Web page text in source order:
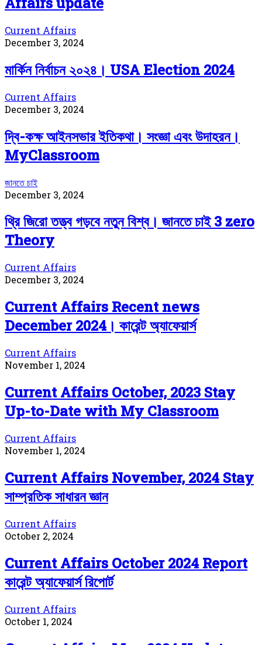
Current Affairs
December 3, 2024
মার্কিন নির্বাচন ২০২৪। USA Election 2024
Current Affairs
December 3, 2024
দ্বি-কক্ষ আইনসভার ইতিকথা। সংজ্ঞা এবং উদাহরন।
MyClassroom
জানতে চাই
December 3, 2024
থ্রি জিরো তত্ত্ব গড়বে নতুন বিশ্ব। জানতে চাই 3 zero
Theory
Current Affairs
December 3, 2024
Current Affairs Recent news
December 2024। কারেন্ট অ্যাফেয়ার্স
Current Affairs
November 1, 2024
Current Affairs October, 2023 Stay
Up-to-Date with My Classroom
Current Affairs
November 1, 2024
Current Affairs November, 2024 Stay
সাম্প্রতিক সাধারন জ্ঞান
Current Affairs
October 2, 2024
Current Affairs October 2024 Report
কারেন্ট অ্যাফেয়ার্স রিপোর্ট
Current Affairs
October 1, 2024